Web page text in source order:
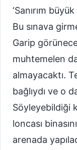
‘Sanırım
Bu sınava
Garip
muhtemelen
almayacaktı.
bağlıydı ve o
Söyleyebildiği
loncası
arenada